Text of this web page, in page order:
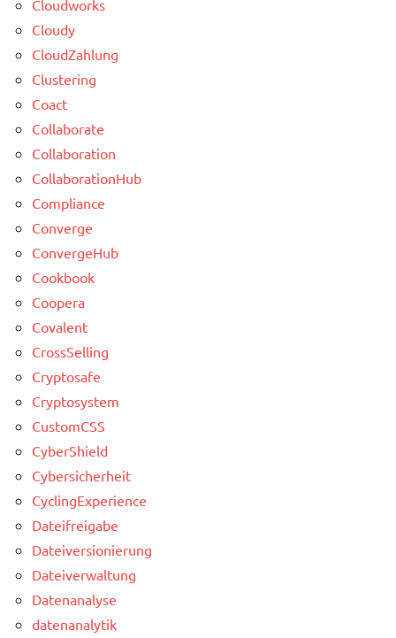
Cloudworks
Cloudy
CloudZahlung
Clustering
Coact
Collaborate
Collaboration
CollaborationHub
Compliance
Converge
ConvergeHub
Cookbook
Coopera
Covalent
CrossSelling
Cryptosafe
Cryptosystem
CustomCSS
CyberShield
Cybersicherheit
CyclingExperience
Dateifreigabe
Dateiversionierung
Dateiverwaltung
Datenanalyse
datenanalytik